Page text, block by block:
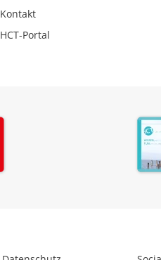
Kontakt
HCT-Portal